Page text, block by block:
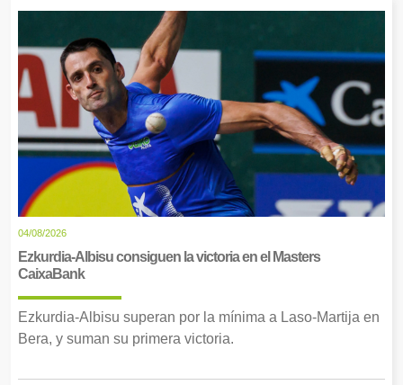
04/08/2026
Ezkurdia-Albisu consiguen la victoria en el Masters
CaixaBank
Ezkurdia-Albisu superan por la mínima a Laso-Martija en
Bera, y suman su primera victoria.